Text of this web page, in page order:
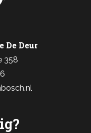
De Deur
358